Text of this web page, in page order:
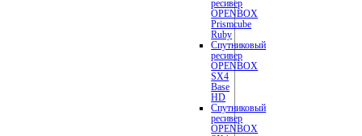
ресивер
OPENBOX
Prismcube
Ruby
Спутниковый
ресивер
OPENBOX
SX4
Base
HD
Спутниковый
ресивер
OPENBOX